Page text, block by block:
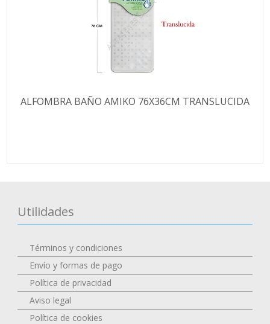
ALFOMBRA BAÑO AMIKO 76X36CM TRANSLUCIDA
Utilidades
Términos y condiciones
Envío y formas de pago
Política de privacidad
Aviso legal
Política de cookies